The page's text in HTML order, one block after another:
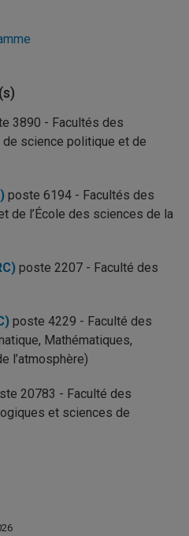
3890 - Facultés des
de science politique et de
poste 6194 - Facultés des
de l’École des sciences de la
poste 2207 - Faculté des
poste 4229 - Faculté des
Mathématiques,
l’atmosphère)
20783 - Faculté des
et sciences de